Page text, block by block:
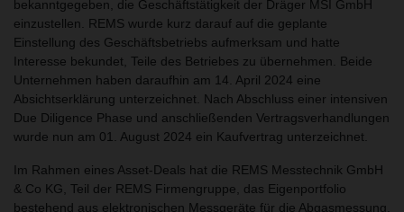
bekanntgegeben, die Geschäftstätigkeit der Dräger MSI GmbH
einzustellen. REMS wurde kurz darauf auf die geplante
Einstellung des Geschäftsbetriebs aufmerksam und hatte
Interesse bekundet, Teile des Betriebes zu übernehmen. Beide
Unternehmen haben daraufhin am 14. April 2024 eine
Absichtserklärung unterzeichnet. Nach Abschluss einer intensiven
Due Diligence Phase und anschließenden Vertragsverhandlungen
wurde nun am 01. August 2024 ein Kaufvertrag unterzeichnet.
Im Rahmen eines Asset-Deals hat die REMS Messtechnik GmbH
& Co KG, Teil der REMS Firmengruppe, das Eigenportfolio
bestehend aus elektronischen Messgeräte für die Abgasmessung,